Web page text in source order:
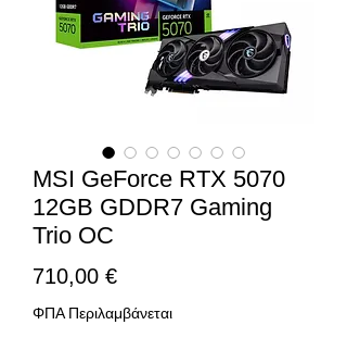
MSI GeForce RTX 5070
12GB GDDR7 Gaming
Trio OC
710,00 €Τιμή
ΦΠΑ Περιλαμβάνεται